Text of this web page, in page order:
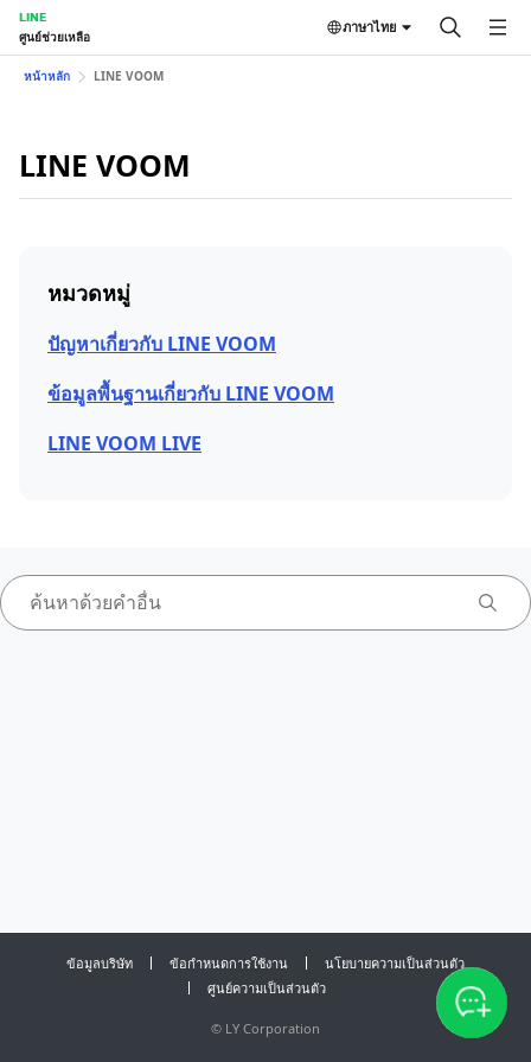
LINE
ศูนย์ช่วยเหลือ
ภาษาไทย
หน้าหลัก LINE VOOM
LINE VOOM
หมวดหมู่
ปัญหาเกี่ยวกับ LINE VOOM
ข้อมูลพื้นฐานเกี่ยวกับ LINE VOOM
LINE VOOM LIVE
ข้อมูลบริษัท ข้อกำหนดการใช้งาน
นโยบายความเป็นส่วนตัว
ศูนย์ความเป็นส่วนตัว
© LY Corporation